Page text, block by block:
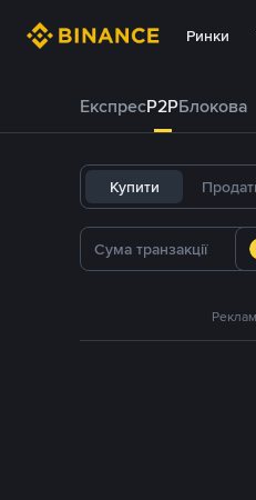
Ринки
ЕкспресP2PБлокова
Купити